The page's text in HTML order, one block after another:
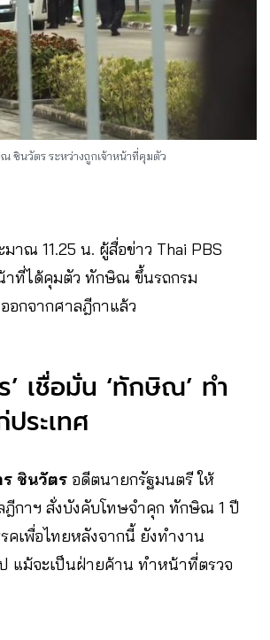
ชินวัตร ระหว่างถูกเจ้าหน้าที่คุมตัว
มาณ 11.25 น. ผู้สื่อข่าว Thai PBS
าที่ได้คุมตัว ทักษิณ ขึ้นรถกรม
กจากศาลฎีกาแล้ว
’ เชื่อมั่น ‘ทักษิณ’ ทำ
ระเทศ
ชินวัตร อดีตนายกรัฐมนตรี ให้
กาฯ สั่งบังคับโทษจำคุก ทักษิณ 1 ปี
คเพื่อไทยหลังจากนี้ ยังทำงาน
แม้จะเป็นฝ่ายค้าน ทำหน้าที่ตรวจ